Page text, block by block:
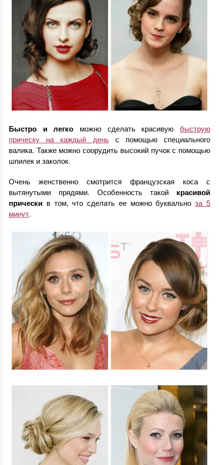
Быстро и легко можно сделать красивуюбыструю
прическу на каждый деньс помощью специального
валика. Также можно соорудить высокий пучок с помощью
шпилек и заколок.
Очень женственно смотрится французская коса с
вытянутыми прядями. Особенность такой красивой
прическив том, что сделать ее можно буквальноза 5
минут.